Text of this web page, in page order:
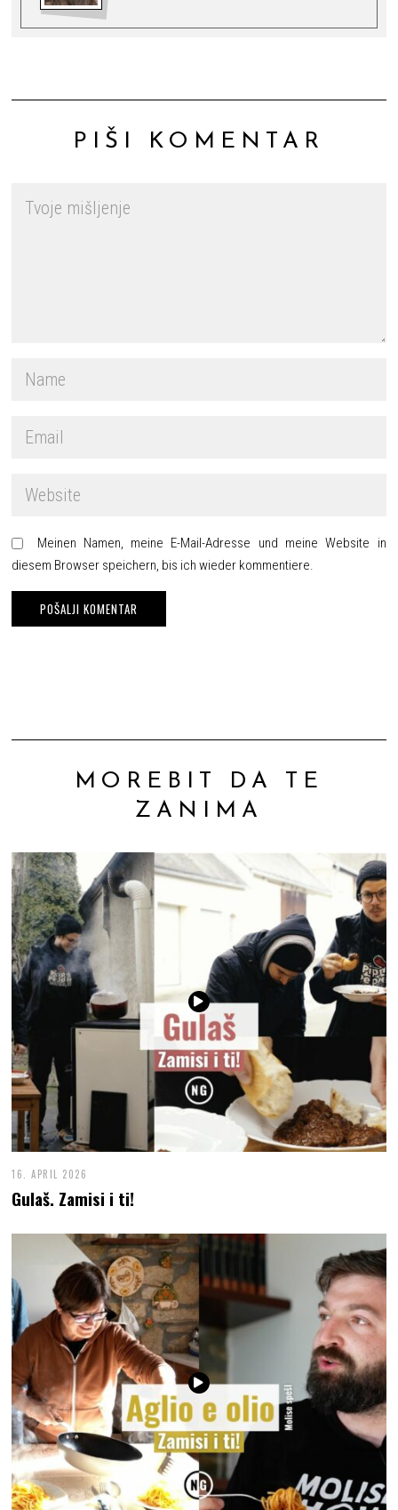
PIŠI KOMENTAR
Meinen Namen, meine E-Mail-Adresse und meine Website in
diesem Browser speichern, bis ich wieder kommentiere.
MOREBIT DA TE
ZANIMA
16. APRIL 2026
Gulaš. Zamisi i ti!